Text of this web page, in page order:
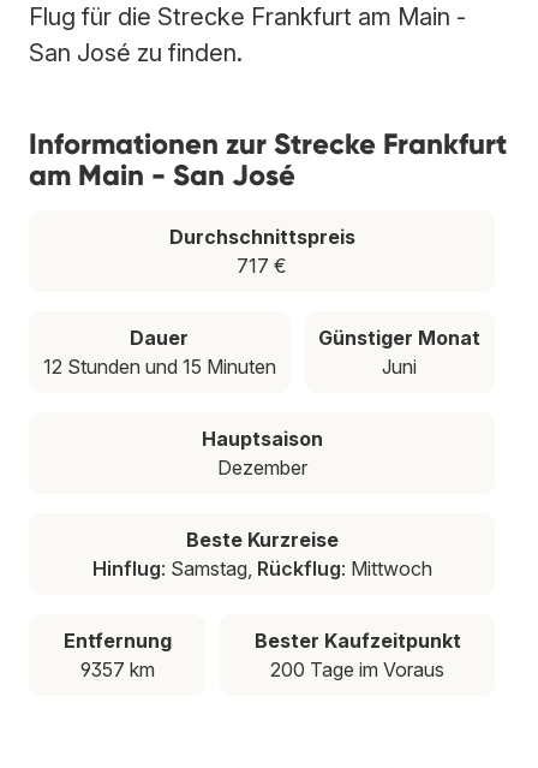
Flug für die Strecke Frankfurt am Main -
San José zu finden.
Informationen zur Strecke Frankfurt
am Main - San José
Durchschnittspreis
717 €
Dauer
12 Stunden und 15 Minuten
Günstiger Monat
Juni
Hauptsaison
Dezember
Beste Kurzreise
Hinflug: Samstag, Rückflug: Mittwoch
Entfernung
9357 km
Bester Kaufzeitpunkt
200 Tage im Voraus